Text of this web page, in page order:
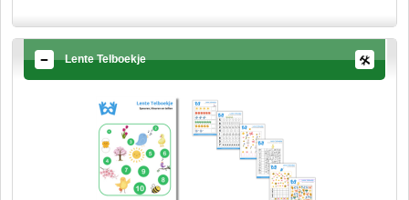
Lente Telboekje